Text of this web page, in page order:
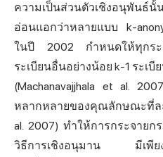
ความเป็นส่วนตัวเชิงอนุพันธ์นั้
อ่อนแอกว่าหลายแบบ k-
ในปี 2002 กำหนดให้ทุกระ
ระเบียนอื่นอย่างน้อย k-1 ระเ
(Machanavajjhala et al.
หลากหลายของคุณลักษณะที่ละ
al. 2007) ทำให้การกระจายก
วิธีการเชิงอนุมาน มีเพียง